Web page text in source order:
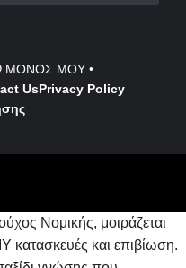
ΜΟΝΟΣ ΜΟΥ•
UsPrivacy Policy
Νομικής, μοιράζεται
κατασκευές και επιβίωση.